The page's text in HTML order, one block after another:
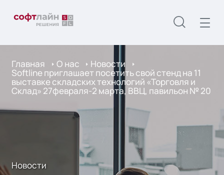
Главная О нас Новости
Softline приглашает посетить свой стенд на 11
выставке складских технологий «Торговля и
Склад» 27февраля-2 марта, ВВЦ, павильон № 20
Новости